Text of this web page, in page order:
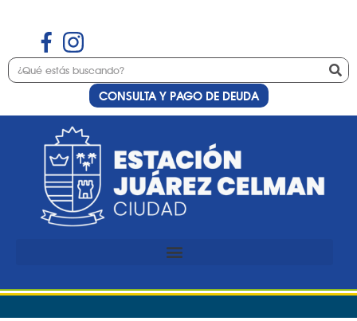
CONSULTA Y PAGO DE DEUDA